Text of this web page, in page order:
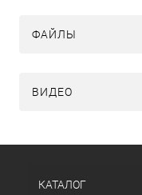
ФАЙЛЫ
ВИДЕО
КАТАЛОГ